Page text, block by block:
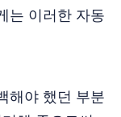
는 이러한 자동
해야 했던 부분